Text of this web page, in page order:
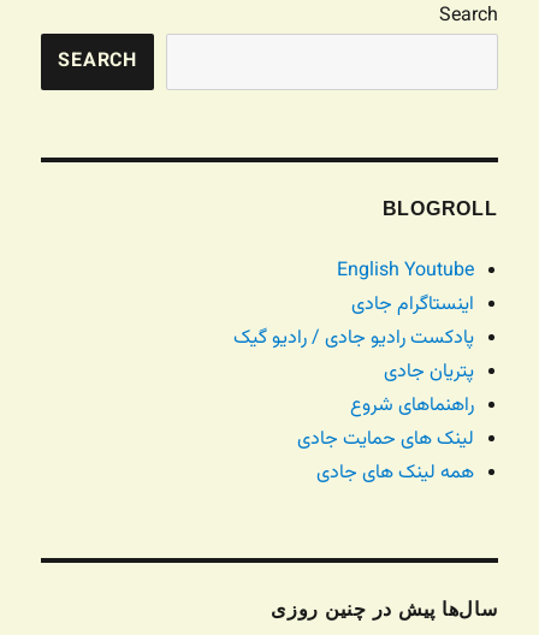
Search
SEARCH
BLOGROLL
English Youtube
اینستاگرام جادی
پادکست رادیو جادی / رادیو گیک
پتریان جادی
راهنماهای شروع
لینک های حمایت جادی
همه لینک های جادی
سال‌ها پیش در چنین روزی